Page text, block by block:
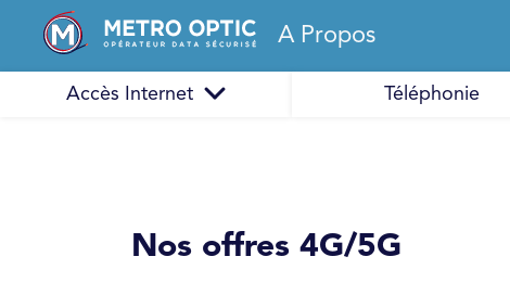
A Propos
Accès Internet Téléphonie
Nos offres 4G/5G